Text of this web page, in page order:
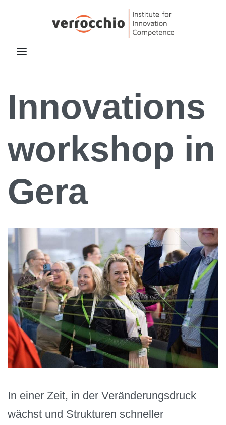
Innovations
workshop in
Gera
In einer Zeit, in der Veränderungsdruck
wächst und Strukturen schneller